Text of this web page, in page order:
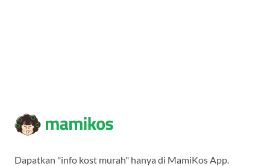
Dapatkan "info kost murah" hanya di MamiKos App.